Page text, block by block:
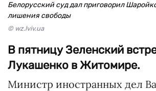
Белорусский суд дал приговорил
лишения свободы
© wz.lviv.ua
В пятницу Зеленский
Лукашенко в Житомире.
Министр иностранных дел